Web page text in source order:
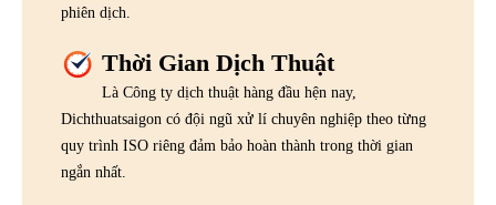
phiên dịch.
Thời Gian Dịch Thuật
Là Công ty dịch thuật hàng đầu hện nay,
Dichthuatsaigon có đội ngũ xử lí chuyên nghiệp theo từng
quy trình ISO riêng đảm bảo hoàn thành trong thời gian
ngắn nhất.